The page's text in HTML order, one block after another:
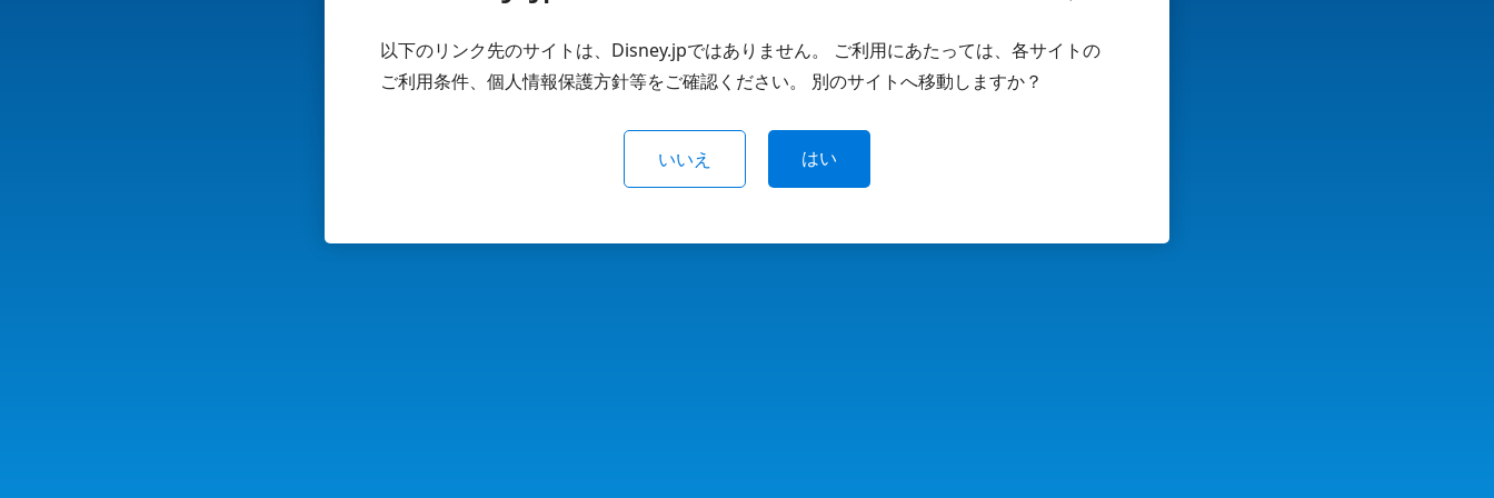
以下のリンク先のサイトは、Disney.jpではありません。 ご利用にあたっては、各サイトの
ご利用条件、個人情報保護方針等をご確認ください。 別のサイトへ移動しますか？
いいえ はい